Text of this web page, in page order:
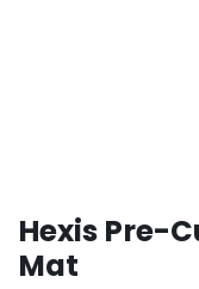
Hexis Pre-
Mat